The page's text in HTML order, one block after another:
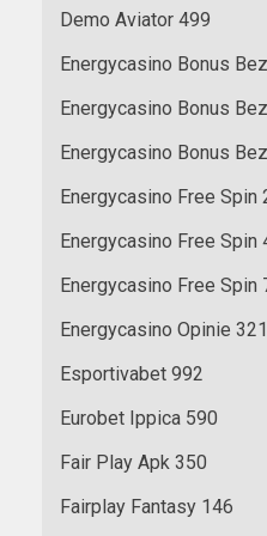
Demo Aviator 499
Energycasino Bonus
Energycasino Bonus
Energycasino Bonus
Energycasino Free Spin
Energycasino Free Spin
Energycasino Free Spin
Energycasino Opinie 321
Esportivabet 992
Eurobet Ippica 590
Fair Play Apk 350
Fairplay Fantasy 146